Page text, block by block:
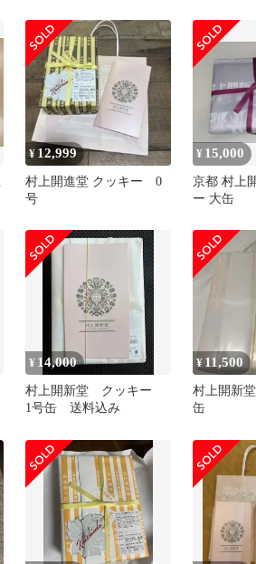
¥ 12,999
村上開進堂 クッキー 0
号
¥ 15,000
京都 村上
ー 大缶
¥ 14,000
村上開新堂 クッキー
1号缶 送料込み
¥ 11,500
村上開新
缶